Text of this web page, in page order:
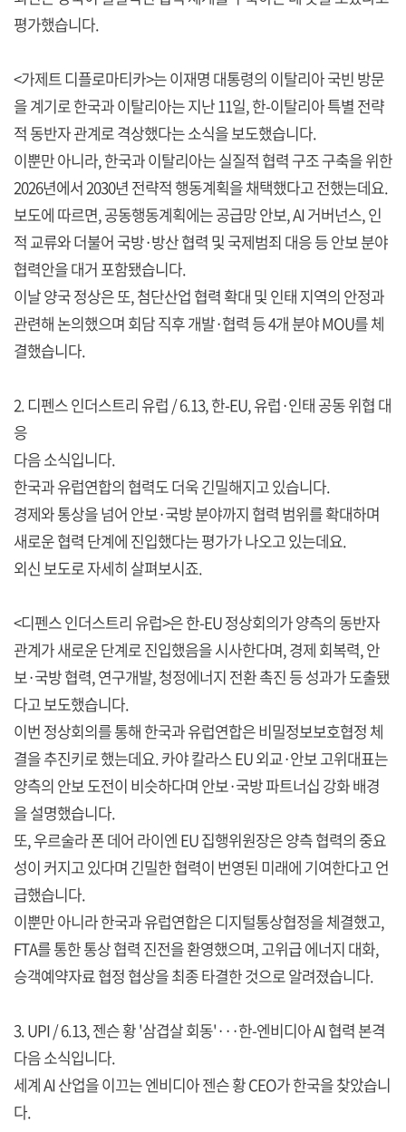
평가했습니다.
<가제트 디플로마티카>는 이재명 대통령의 이탈리아 국빈 방문
을 계기로 한국과 이탈리아는 지난 11일, 한-이탈리아 특별 전략
적 동반자 관계로 격상했다는 소식을 보도했습니다.
이뿐만 아니라, 한국과 이탈리아는 실질적 협력 구조 구축을 위한
2026년에서 2030년 전략적 행동계획을 채택했다고 전했는데요.
보도에 따르면, 공동행동계획에는 공급망 안보, AI 거버넌스, 인
적 교류와 더불어 국방·방산 협력 및 국제범죄 대응 등 안보 분야
협력안을 대거 포함됐습니다.
이날 양국 정상은 또, 첨단산업 협력 확대 및 인태 지역의 안정과
관련해 논의했으며 회담 직후 개발·협력 등 4개 분야 MOU를 체
결했습니다.
2. 디펜스 인더스트리 유럽 / 6.13, 한-EU, 유럽·인태 공동 위협 대
응
다음 소식입니다.
한국과 유럽연합의 협력도 더욱 긴밀해지고 있습니다.
경제와 통상을 넘어 안보·국방 분야까지 협력 범위를 확대하며
새로운 협력 단계에 진입했다는 평가가 나오고 있는데요.
외신 보도로 자세히 살펴보시죠.
<디펜스 인더스트리 유럽>은 한-EU 정상회의가 양측의 동반자
관계가 새로운 단계로 진입했음을 시사한다며, 경제 회복력, 안
보·국방 협력, 연구개발, 청정에너지 전환 촉진 등 성과가 도출됐
다고 보도했습니다.
이번 정상회의를 통해 한국과 유럽연합은 비밀정보보호협정 체
결을 추진키로 했는데요. 카야 칼라스 EU 외교·안보 고위대표는
양측의 안보 도전이 비슷하다며 안보·국방 파트너십 강화 배경
을 설명했습니다.
또, 우르술라 폰 데어 라이엔 EU 집행위원장은 양측 협력의 중요
성이 커지고 있다며 긴밀한 협력이 번영된 미래에 기여한다고 언
급했습니다.
이뿐만 아니라 한국과 유럽연합은 디지털통상협정을 체결했고,
FTA를 통한 통상 협력 진전을 환영했으며, 고위급 에너지 대화,
승객예약자료 협정 협상을 최종 타결한 것으로 알려졌습니다.
3. UPI / 6.13, 젠슨 황 '삼겹살 회동'···한-엔비디아 AI 협력 본격
다음 소식입니다.
세계 AI 산업을 이끄는 엔비디아 젠슨 황 CEO가 한국을 찾았습니
다.